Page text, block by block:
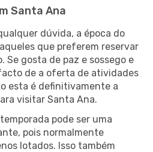
Santa Ana
dúvida, a época do
que preferem reservar
Se gosta de paz e sossego e
de a oferta de atividades
esta é definitivamente a
visitar Santa Ana.
pode ser uma
pois normalmente
lotados. Isso também